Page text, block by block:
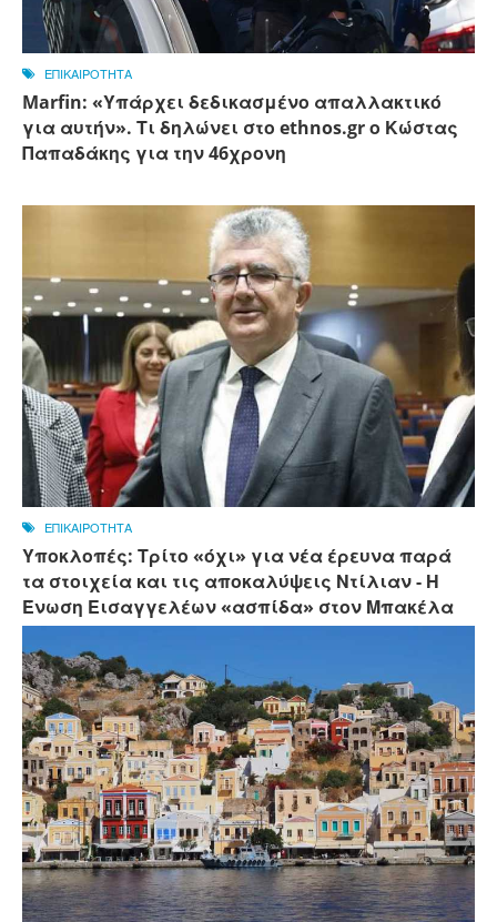
ΕΠΙΚΑΙΡΟΤΗΤΑ
Marfin: «Υπάρχει δεδικασμένο απαλλακτικό
για αυτήν». Τι δηλώνει στο ethnos.gr ο Κώστας
Παπαδάκης για την 46χρονη
ΕΠΙΚΑΙΡΟΤΗΤΑ
Υποκλοπές: Τρίτο «όχι» για νέα έρευνα παρά
τα στοιχεία και τις αποκαλύψεις Ντίλιαν - Η
Ένωση Εισαγγελέων «ασπίδα» στον Μπακέλα